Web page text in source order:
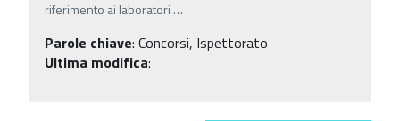
riferimento ai laboratori …
Parole chiave: Concorsi, Ispettorato
Ultima modifica: